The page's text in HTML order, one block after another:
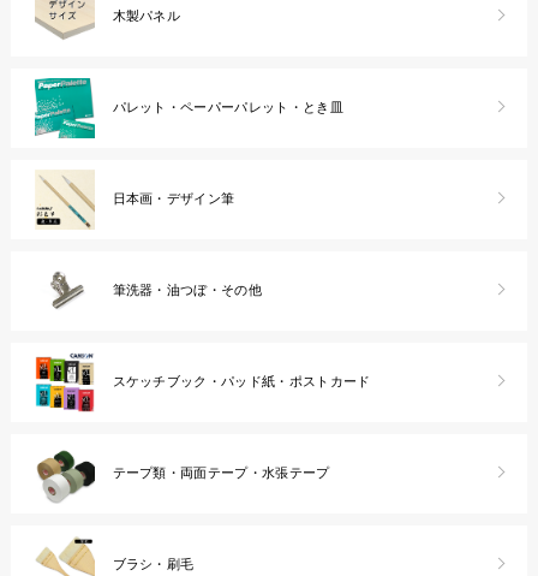
木製パネル
パレット・ペーパーパレット・とき皿
日本画・デザイン筆
筆洗器・油つぼ・その他
スケッチブック・パッド紙・ポストカード
テープ類・両面テープ・水張テープ
ブラシ・刷毛